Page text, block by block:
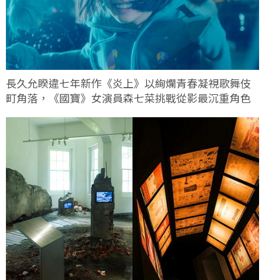
長久允睽違七年新作《炎上》以絢爛青春凝視歌舞伎
町角落，《國寶》女演員森七菜挑戰從影最沉重角色